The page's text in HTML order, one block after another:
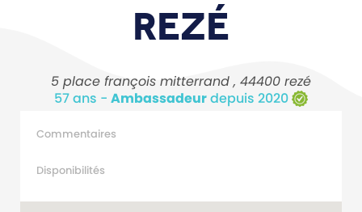
REZÉ
5 place françois mitterrand , 44400 rezé
57 ans - Ambassadeurdepuis 2020
Commentaires
Disponibilités